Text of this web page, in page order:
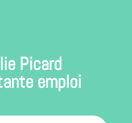
Picard
emploi